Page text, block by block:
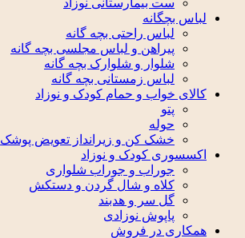
ست بیمارستانی نوزاد
لباس بچگانه
لباس راحتی بچه گانه
پیراهن و لباس مجلسی بچه گانه
شلوار و شلوارک بچه گانه
لباس زمستانی بچه گانه
کالای خواب و حمام کودک و نوزاد
پتو
حوله
خشک کن و زیرانداز تعویض پوشک
اکسسوری کودک و نوزاد
جوراب و جوراب شلواری
کلاه و شال گردن و دستکش
گل سر و هدبند
پاپوش نوزادی
همکاری در فروش